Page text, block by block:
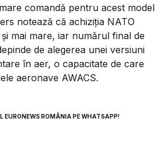
comandă pentru acest model
notează că achiziția NATO
mai mare, iar numărul final de
de alegerea unei versiuni
în aer, o capacitate de care
aeronave AWACS.
EURONEWS ROMÂNIA PE WHATSAPP!